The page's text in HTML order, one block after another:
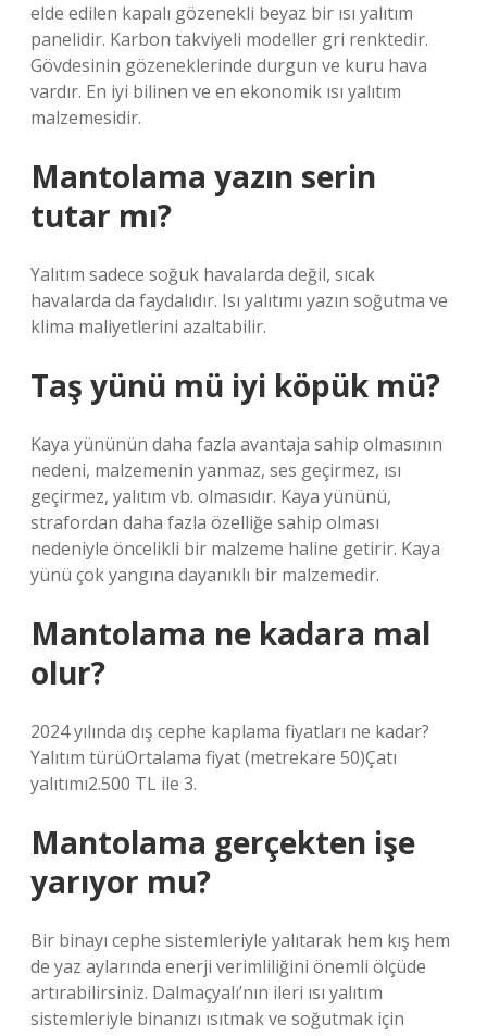
elde edilen kapalı gözenekli beyaz bir ısı yalıtım
panelidir. Karbon takviyeli modeller gri renktedir.
Gövdesinin gözeneklerinde durgun ve kuru hava
vardır. En iyi bilinen ve en ekonomik ısı yalıtım
malzemesidir.
Mantolama yazın serin
tutar mı?
Yalıtım sadece soğuk havalarda değil, sıcak
havalarda da faydalıdır. Isı yalıtımı yazın soğutma ve
klima maliyetlerini azaltabilir.
Taş yünü mü iyi köpük mü?
Kaya yününün daha fazla avantaja sahip olmasının
nedeni, malzemenin yanmaz, ses geçirmez, ısı
geçirmez, yalıtım vb. olmasıdır. Kaya yününü,
strafordan daha fazla özelliğe sahip olması
nedeniyle öncelikli bir malzeme haline getirir. Kaya
yünü çok yangına dayanıklı bir malzemedir.
Mantolama ne kadara mal
olur?
2024 yılında dış cephe kaplama fiyatları ne kadar?
Yalıtım türüOrtalama fiyat (metrekare 50)Çatı
yalıtımı2.500 TL ile 3.
Mantolama gerçekten işe
yarıyor mu?
Bir binayı cephe sistemleriyle yalıtarak hem kış hem
de yaz aylarında enerji verimliliğini önemli ölçüde
artırabilirsiniz. Dalmaçyalı’nın ileri ısı yalıtım
sistemleriyle binanızı ısıtmak ve soğutmak için